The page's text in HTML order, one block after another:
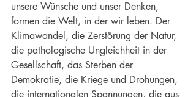
unsere Wünsche und unser Denken,
formen die Welt, in der wir leben. Der
Klimawandel, die Zerstörung der Natur,
die pathologische Ungleichheit in der
Gesellschaft, das Sterben der
Demokratie, die Kriege und Drohungen,